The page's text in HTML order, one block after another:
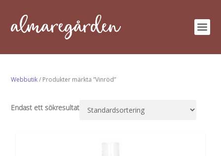
Webbutik/ Produkter märkta ”Vinröd”
Endast ett sökresultat